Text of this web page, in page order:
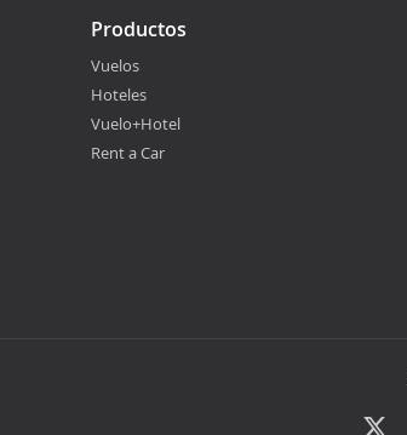
Productos
Vuelos
Hoteles
Vuelo+Hotel
Rent a Car